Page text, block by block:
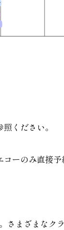
ください。
ーのみ直接予
まざまなク